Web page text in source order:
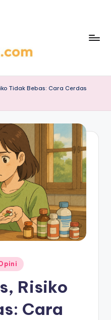
Tidak Bebas: Cara Cerdas
Risiko
Cara